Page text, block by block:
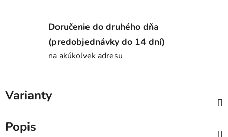
Doručenie do druhého dňa
(predobjednávky do 14 dní)
na akúkoľvek adresu
Varianty
Popis